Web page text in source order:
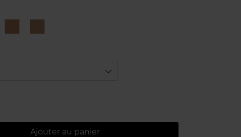
WARMAMBER
Ajouter au panier